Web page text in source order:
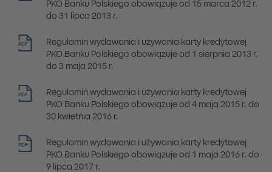
PKO Banku Polskiego obowiązuje od 15 marca 2012 r.
do 31 lipca 2013 r.
PDF
Regulamin wydawania i używania karty kredytowej
PKO Banku Polskiego obowiązuje od 1 sierpnia 2013 r.
do 3 maja 2015 r.
PDF
Regulamin wydawania i używania karty kredytowej
PKO Banku Polskiego obowiązuje od 4 maja 2015 r. do
30 kwietnia 2016 r.
PDF
Regulamin wydawania i używania karty kredytowej
PKO Banku Polskiego obowiązuje od 1 maja 2016 r. do
9 lipca 2017 r.